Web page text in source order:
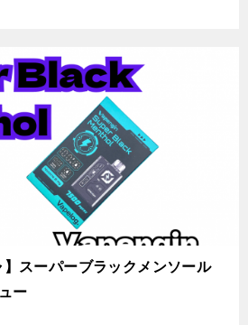
】スーパーブラックメンソール
ー